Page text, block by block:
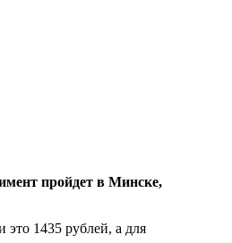
пройдет в Минске,
1435 рублей, а для